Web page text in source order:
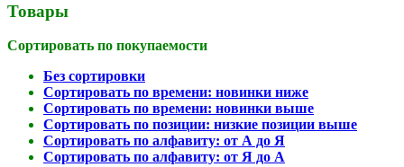
Товары
Сортировать по покупаемости
Без сортировки
Сортировать по времени: новинки ниже
Сортировать по времени: новинки выше
Сортировать по позиции: низкие позиции выше
Сортировать по алфавиту: от А до Я
Сортировать по алфавиту: от Я до А